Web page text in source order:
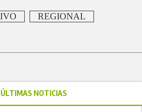
REGIONAL
ÚLTIMAS NOTICIAS